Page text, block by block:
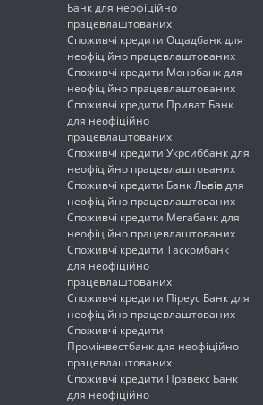
Банк для неофіційно
працевлаштованих
Споживчі кредити Ощадбанк для
неофіційно працевлаштованих
Споживчі кредити Монобанк для
неофіційно працевлаштованих
Споживчі кредити Приват Банк
для неофіційно
працевлаштованих
Споживчі кредити Укрсиббанк для
неофіційно працевлаштованих
Споживчі кредити Банк Львів для
неофіційно працевлаштованих
Споживчі кредити Мегабанк для
неофіційно працевлаштованих
Споживчі кредити Таскомбанк
для неофіційно
працевлаштованих
Споживчі кредити Піреус Банк для
неофіційно працевлаштованих
Споживчі кредити
Промінвестбанк для неофіційно
працевлаштованих
Споживчі кредити Правекс Банк
для неофіційно